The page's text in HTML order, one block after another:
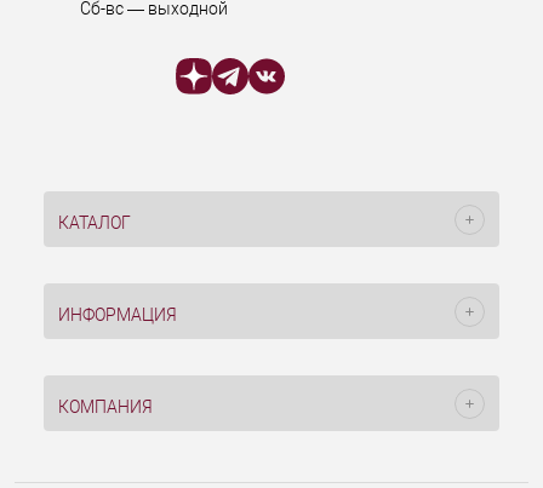
Сб-вс — выходной
КАТАЛОГ
ИНФОРМАЦИЯ
КОМПАНИЯ